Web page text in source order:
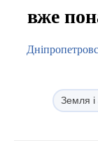
вже
Земля і